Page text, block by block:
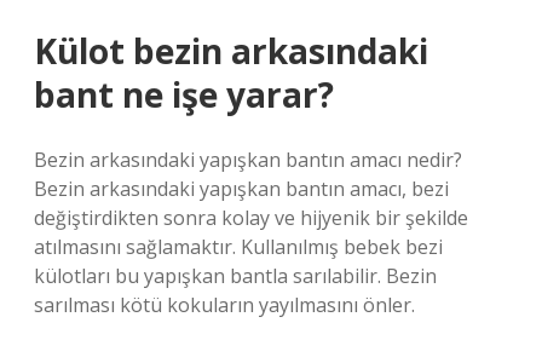
Külot bezin arkasındaki
bant ne işe yarar?
Bezin arkasındaki yapışkan bantın amacı nedir?
Bezin arkasındaki yapışkan bantın amacı, bezi
değiştirdikten sonra kolay ve hijyenik bir şekilde
atılmasını sağlamaktır. Kullanılmış bebek bezi
külotları bu yapışkan bantla sarılabilir. Bezin
sarılması kötü kokuların yayılmasını önler.